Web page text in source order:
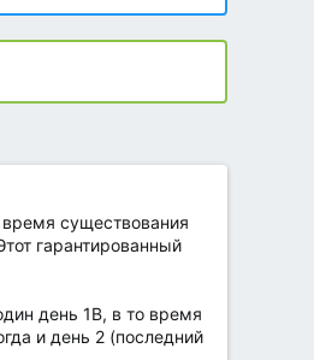
существования
гарантированный
день 1B, в то время
и день 2 (последний